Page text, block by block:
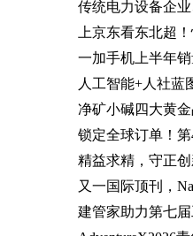
传统电力设备企
上京东看东北超
一加手机上半年
人工智能+人社蓝
净矿小碱四大黄
锁定全球订单！
精益求精，守正
又一国际顶刊，
建管家助力第七